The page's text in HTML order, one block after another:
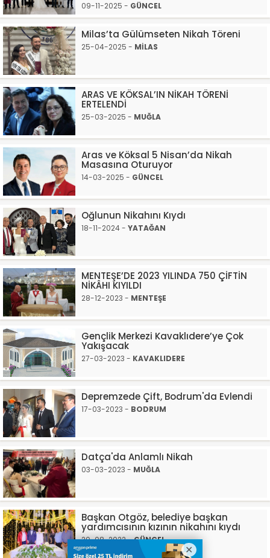
09-11-2025 - GÜNCEL
Milas’ta Gülümseten Nikah Töreni
25-04-2025 - MİLAS
ARAS VE KÖKSAL’IN NİKAH TÖRENİ
ERTELENDİ
25-03-2025 - MUĞLA
Aras ve Köksal 5 Nisan’da Nikah
Masasına Oturuyor
14-03-2025 - GÜNCEL
Oğlunun Nikahını Kıydı
18-11-2024 - YATAĞAN
MENTEŞE’DE 2023 YILINDA 750 ÇİFTİN
NİKÂHI KIYILDI
28-12-2023 - MENTEŞE
Gençlik Merkezi Kavaklıdere’ye Çok
Yakışacak
27-03-2023 - KAVAKLIDERE
Depremzede Çift, Bodrum'da Evlendi
17-03-2023 - BODRUM
Datça'da Anlamlı Nikah
03-03-2023 - MUĞLA
Başkan Otgöz, belediye başkan
yardımcısının kızının nikahını kıydı
20-08-2022 -GÜNCEL